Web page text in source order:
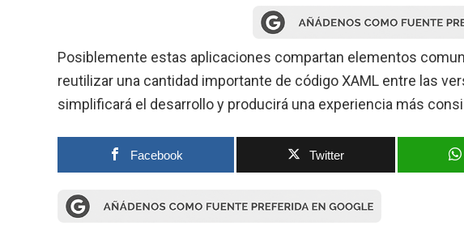
Posiblemente estas aplicaciones compartan elementos
reutilizar una cantidad importante de código XAML entre las
simplificará el desarrollo y producirá una experiencia más
Facebook Twitter